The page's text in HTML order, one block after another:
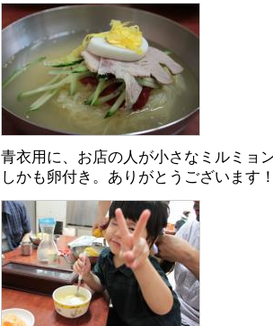
青衣用に、お店の人が小さなミルミョ
しかも卵付き。ありがとうございます